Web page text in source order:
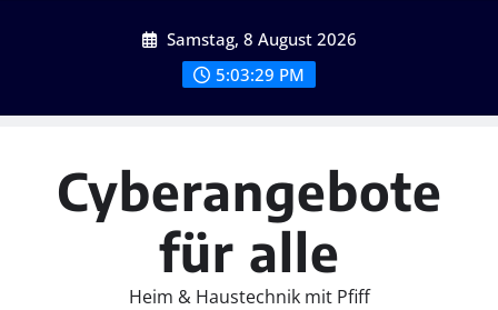
Samstag, 8 August 2026
5:03:31 PM
Cyberangebote
für alle
Heim & Haustechnik mit Pfiff